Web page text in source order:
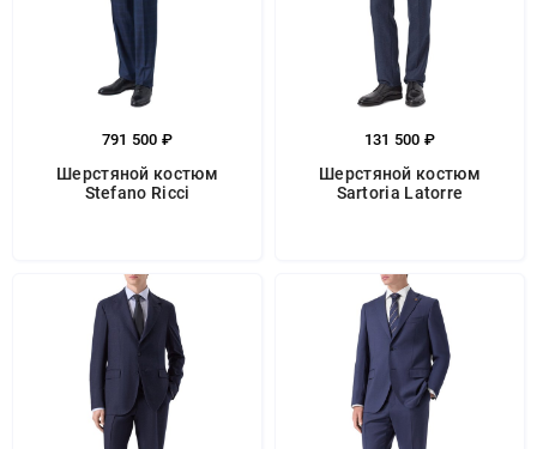
791 500 ₽
Шерстяной костюм
Stefano Ricci
131 500 ₽
Шерстяной костюм
Sartoria Latorre